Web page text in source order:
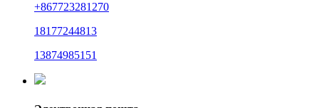
+867723281270
18177244813
13874985151